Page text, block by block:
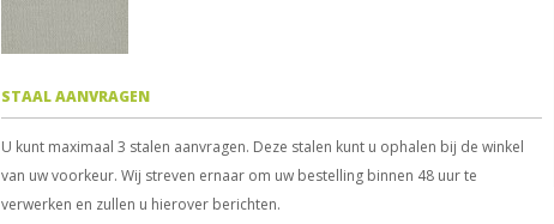
STAAL AANVRAGEN
U kunt maximaal 3 stalen aanvragen. Deze stalen kunt u ophalen bij de winkel
van uw voorkeur. Wij streven ernaar om uw bestelling binnen 48 uur te
verwerken en zullen u hierover berichten.